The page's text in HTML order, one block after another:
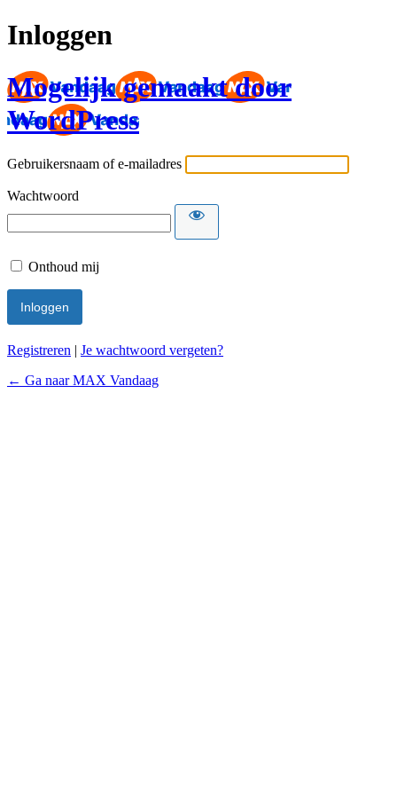
Inloggen
Mogelijk gemaakt door
WordPress
Gebruikersnaam of e-mailadres
Wachtwoord
Onthoud mij
Registreren | Je wachtwoord vergeten?
← Ga naar MAX Vandaag